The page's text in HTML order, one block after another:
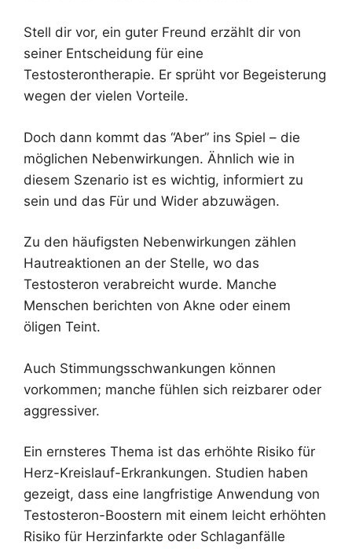
Stell dir vor, ein guter Freund erzählt dir von
seiner Entscheidung für eine
Testosterontherapie. Er sprüht vor Begeisterung
wegen der vielen Vorteile.
Doch dann kommt das “Aber” ins Spiel – die
möglichen Nebenwirkungen. Ähnlich wie in
diesem Szenario ist es wichtig, informiert zu
sein und das Für und Wider abzuwägen.
Zu den häufigsten Nebenwirkungen zählen
Hautreaktionen an der Stelle, wo das
Testosteron verabreicht wurde. Manche
Menschen berichten von Akne oder einem
öligen Teint.
Auch Stimmungsschwankungen können
vorkommen; manche fühlen sich reizbarer oder
aggressiver.
Ein ernsteres Thema ist das erhöhte Risiko für
Herz-Kreislauf-Erkrankungen. Studien haben
gezeigt, dass eine langfristige Anwendung von
Testosteron-Boostern mit einem leicht erhöhten
Risiko für Herzinfarkte oder Schlaganfälle